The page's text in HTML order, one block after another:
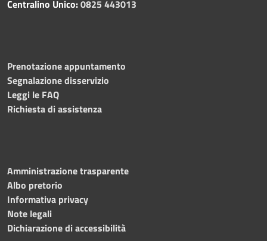
Centralino Unico:0825 443013
Prenotazione appuntamento
Segnalazione disservizio
Leggi le FAQ
Richiesta di assistenza
Amministrazione trasparente
Albo pretorio
Informativa privacy
Note legali
Dichiarazione di accessibilità